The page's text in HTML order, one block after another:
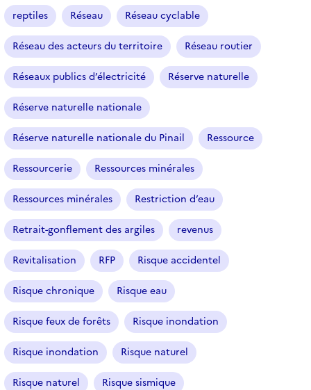
reptiles Réseau Réseau cyclable
Réseau des acteurs du territoire Réseau routier
Réseaux publics d’électricité Réserve naturelle
Réserve naturelle nationale
Réserve naturelle nationale du Pinail Ressource
Ressourcerie Ressources minérales
Ressources minérales Restriction d’eau
Retrait-gonflement des argiles revenus
Revitalisation RFP Risque accidentel
Risque chronique Risque eau
Risque feux de forêts Risque inondation
Risque inondation Risque naturel
Risque naturel Risque sismique